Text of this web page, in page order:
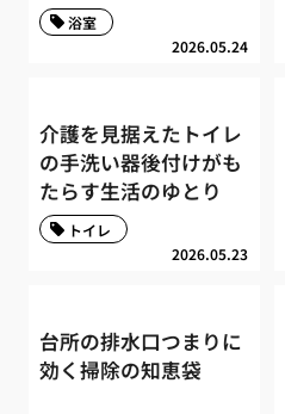
2026.05.24
浴室
介護を見据えたトイレ
の手洗い器後付けがも
たらす生活のゆとり
2026.05.23
トイレ
台所の排水口つまりに
効く掃除の知恵袋